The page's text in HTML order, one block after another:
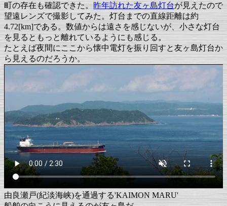
町の存在も確認できた。昨年訪れた友ヶ島灯台が見えたので
望遠レンズで撮影してみた。灯台までの直線距離は約
4.72[km]である。数値からは遠さを感じないが、小さな灯台
を見るともっと離れているようにも感じる。
たとえば夜間にここから懐中電灯を振り回すと友ヶ島灯台か
ら見えるのだろうか。
由良瀬戸(紀淡海峡)を通過する'KAIMON MARU'